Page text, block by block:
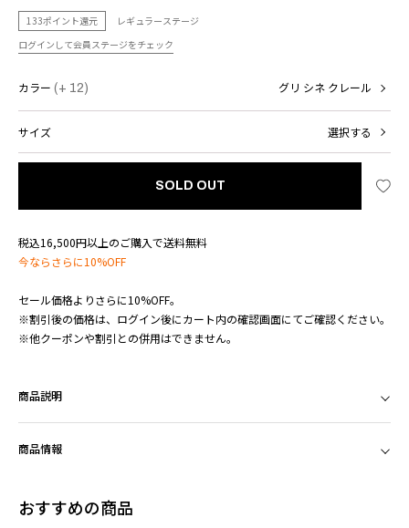
133ポイント還元
レギュラーステージ
ログインして会員ステージをチェック
カラー (+ 12) グリ シネ クレール
サイズ 選択する
SOLD OUT
税込16,500円以上のご購入で送料無料
今ならさらに10%OFF
セール価格よりさらに10%OFF。
※割引後の価格は、ログイン後にカート内の確認画面にてご確認ください。
※他クーポンや割引との併用はできません。
商品説明
商品情報
おすすめの商品